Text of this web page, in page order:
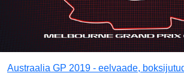
Austraalia GP 2019 - eelvaade,